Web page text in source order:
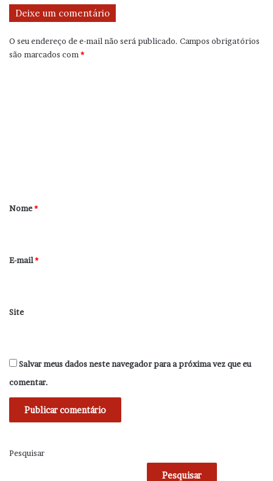
Deixe um comentário
O seu endereço de e-mail não será publicado. Campos obrigatórios
são marcados com*
r
*
Nome*
E-mail*
Site
Salvar meus dados neste navegador para a próxima vez que eu
comentar.
Pesquisar
Pesquisar